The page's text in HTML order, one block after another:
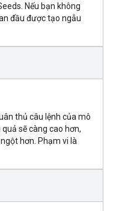
Nếu bạn không
đầu được tạo ngẫu
thủ câu lệnh của mô
sẽ càng cao hơn,
hơn. Phạm vi là